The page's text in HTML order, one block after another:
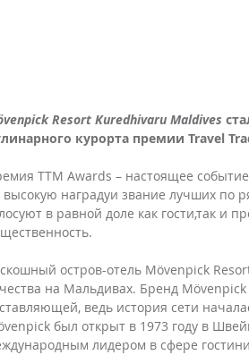
Resort Kuredhivaru Maldives
курорта премии Travel
TTM Awards – настоящее
высокую наградуи звание лучших по
в равной доле как гости,так и
остров-отель Mövenpick
на Мальдивах. Бренд Mövenpick
ведь история сети
был открыт в 1973 году в
лидером в сфере